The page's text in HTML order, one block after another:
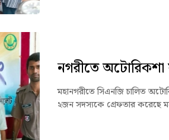
নগরীতে অটোরিকশা
মহানগরীতে সিএনজি চালিত
২জন সদস্যকে গ্রেফতার করেছে